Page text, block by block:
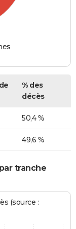
% des
décès
50,4 %
49,6 %
tranche
(source :